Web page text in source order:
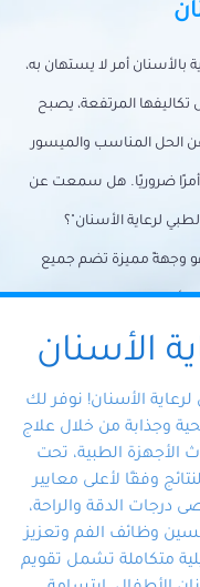
بالأسنان أمر لا يستهان به،
المرتفعة، يصبح
الحل المناسب والميسور
أمرًا ضروريًا. هل سمعت عن
لرعاية الأسنان"؟
وجهةً مميزة تضم جميع
الأسنان تحت سقف واحد،
حلاً شاملًا لجميع
ذوي الخبرة، ستجد نفسك
تلبي احتياجاتك بكل
ودقة.
الأسنان
الأسنان! نوفر لك
وجذابة من خلال علاج
الأجهزة الطبية، تحت
وفقًا لأعلى معايير
درجات الدقة والراحة،
وظائف الفم وتعزيز
متكاملة تشمل تقويم